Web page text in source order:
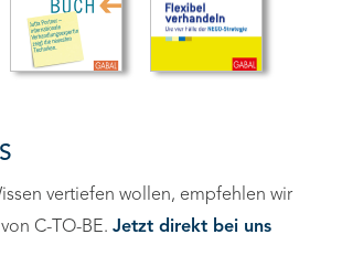
vertiefen wollen, empfehlen wir
C-TO-BE. Jetzt direkt bei uns